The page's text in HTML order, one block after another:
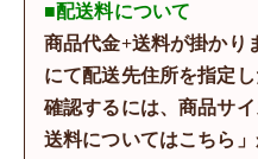
■配送料について
商品代金+送料が掛かり
にて配送先住所を指定
確認するには、商品サ
送料についてはこちら」